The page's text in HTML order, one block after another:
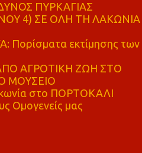
ΠΥΡΚΑΓΙΑΣ
4) ΣΕ ΟΛΗ ΤΗ ΛΑΚΩΝΙΑ
Πορίσματα εκτίμησης των
ΑΓΡΟΤΙΚΗ ΖΩΗ ΣΤΟ
ΜΟΥΣΕΙΟ
στο ΠΟΡΤΟΚΑΛΙ
Ομογενείς μας